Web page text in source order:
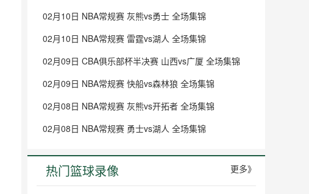
02月10日 NBA常规赛 灰熊vs勇士 全场集锦
02月10日 NBA常规赛 雷霆vs湖人 全场集锦
02月09日 CBA俱乐部杯半决赛 山西vs广厦 全场集锦
02月09日 NBA常规赛 快船vs森林狼 全场集锦
02月08日 NBA常规赛 灰熊vs开拓者 全场集锦
02月08日 NBA常规赛 勇士vs湖人 全场集锦
热门篮球录像 更多》